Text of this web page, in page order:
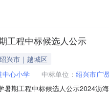
工程中标候选人公示
兴市｜越城区
中心小学 中标单位： 绍兴市广
暑期工程中标候选人公示2024沥